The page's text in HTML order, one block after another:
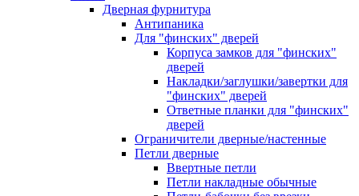
Дверная фурнитура
Антипаника
Для "финских" дверей
Корпуса замков для "финских"
дверей
Накладки/заглушки/завертки для
"финских" дверей
Ответные планки для "финских"
дверей
Ограничители дверные/настенные
Петли дверные
Ввертные петли
Петли накладные обычные